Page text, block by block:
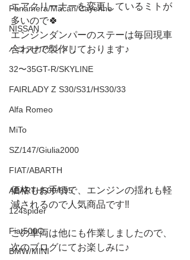
Panamera/Macan/Cayenne
NISSAN
ハコスカ/ケンメリ
32〜35GT-R/SKYLINE
FAIRLADY Z S30/S31/HS30/33
Alfa Romeo
MiTo
SZ/147/Giulia2000
FIAT/ABARTH
ABARTH500/595
124spider
Fiat500C
BMW/MINI
エアクリーナーを変更しているミトが
多いので🍀
エンジンダンパーのステーは毎回現車
合わせで製作しております♪
価格もお手頃で、エンジンの揺れも軽
減されるので人気商品です‼️
この車両は他にも作業しましたので、
次のブログにてお楽しみに♪